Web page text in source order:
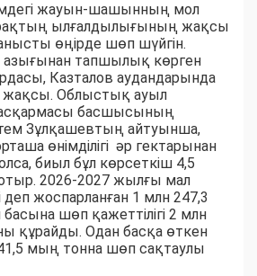
жауын-шашынның мол
ылғалдылығының жақсы
өңірде шөп шүйгін.
тапшылық көрген
Казталов аудандарында
Облыстық ауыл
басшысының
Зұлқашевтың айтуынша,
өнімділігі әр гектарынан
биыл бұл көрсеткіш 4,5
2026-2027 жылғы мал
деп жоспарланған 1 млн 247,3
шөп қажеттілігі 2 млн
құрайды. Одан басқа өткен
мың тонна шөп сақтаулы